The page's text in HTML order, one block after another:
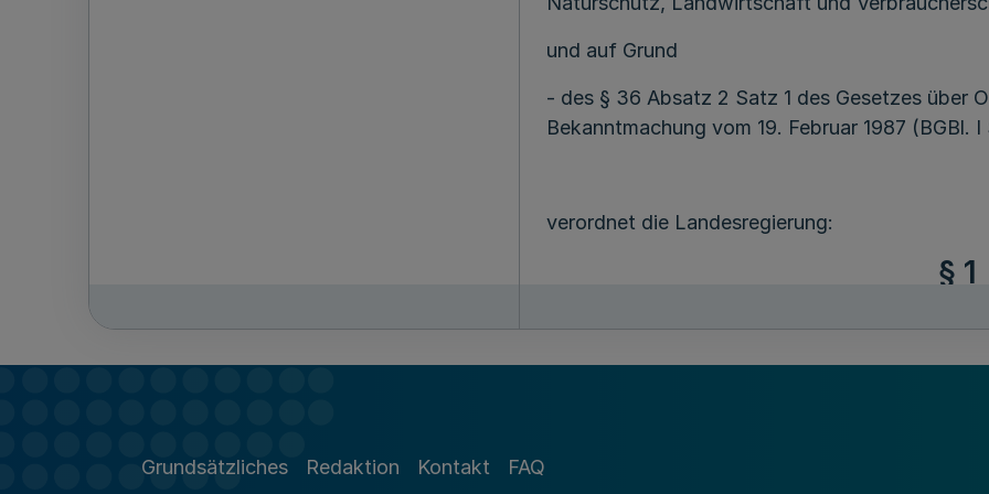
und auf Grund
- des § 36 Absatz 2 Satz 1 des Gesetzes über
Bekanntmachung vom 19. Februar 1987 (BGBl.
verordnet die Landesregierung:
§ 1
Mehr
1, 34 Absatz 2 Satz 2 und 35 Satz 2 des
Grundsätzliches Redaktion Kontakt FAQ